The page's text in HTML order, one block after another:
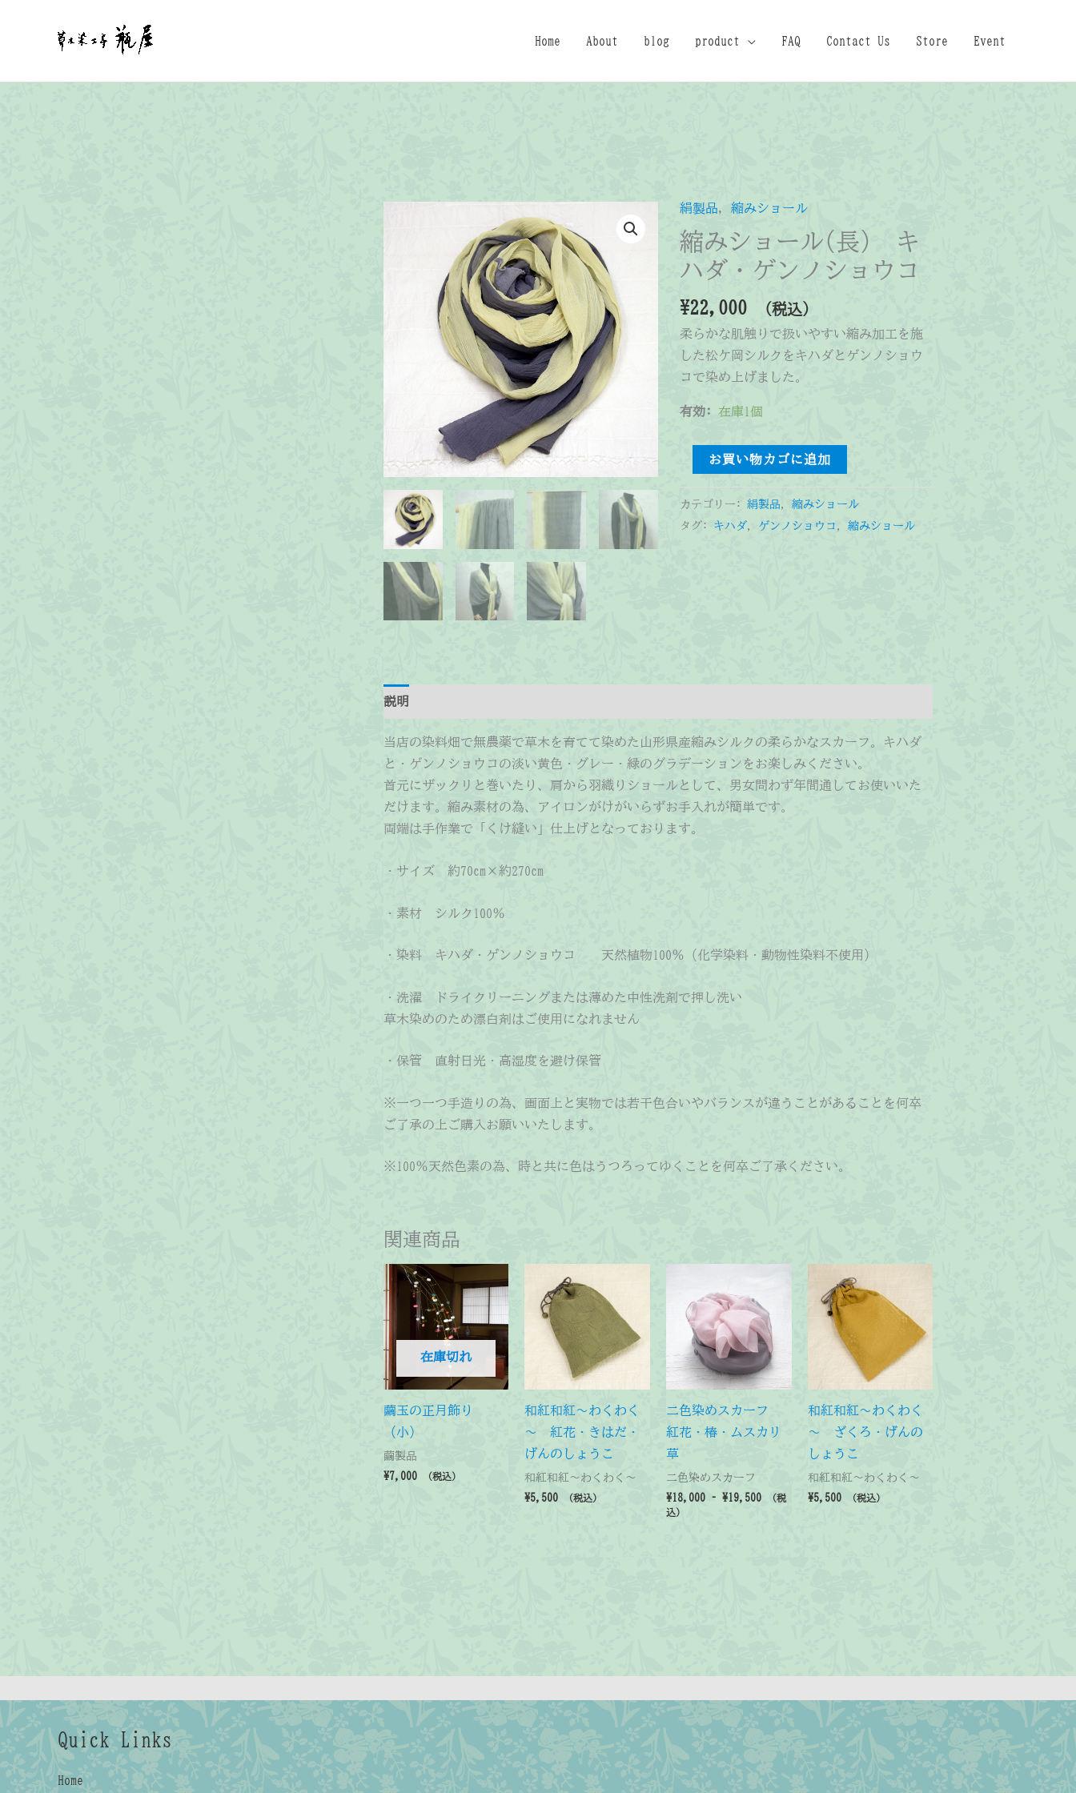
Home About blog product FAQ Contact Us Store Event
絹製品,縮みショール
縮みショール(長) キ
ハダ・ゲンノショウコ
¥22,000 （税込）
柔らかな肌触りで扱いやすい縮み加工を施
した松ケ岡シルクをキハダとゲンノショウ
コで染め上げました。
有効: 在庫1個
シ
ョ
シ
ョ
ウ
コ
個
お買い物カゴに追加
カテゴリー:絹製品,縮みショール
タグ: キハダ, ゲンノショウコ ,縮みショール
説明
当店の染料畑で無農薬で草木を育てて染めた山形県産縮みシルクの柔らかなスカーフ。キハダ
と・ゲンノショウコの淡い黄色・グレー・緑のグラデーションをお楽しみください。
首元にザックリと巻いたり、肩から羽織りショールとして、男女問わず年間通してお使いいた
だけます。縮み素材の為、アイロンがけがいらずお手入れが簡単です。
両端は手作業で「くけ縫い」仕上げとなっております。
・サイズ 約70cm×約270cm
・素材 シルク100％
・染料 キハダ・ゲンノショウコ 天然植物100％（化学染料・動物性染料不使用）
・洗濯 ドライクリーニングまたは薄めた中性洗剤で押し洗い
草木染めのため漂白剤はご使用になれません
・保管 直射日光・高湿度を避け保管
※一つ一つ手造りの為、画面上と実物では若干色合いやバランスが違うことがあることを何卒
ご了承の上ご購入お願いいたします。
※100％天然色素の為、時と共に色はうつろってゆくことを何卒ご了承ください。
関連商品
在庫切れ
繭玉の正月飾り
（小）
繭製品
¥7,000 （税込）
和紅和紅～わくわく
～ 紅花・きはだ・
げんのしょうこ
和紅和紅～わくわく～
¥5,500 （税込）
二色染めスカーフ
紅花・椿・ムスカリ
草
二色染めスカーフ
¥18,000 – ¥19,500価
（税
込）
和紅和紅～わくわく
～ ざくろ・げんの
しょうこ
和紅和紅～わくわく～
¥5,500 （税込）
Quick Links
Home